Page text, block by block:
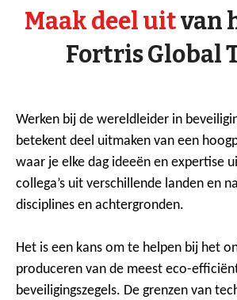
Maak deel uitvan
Fortris Global
Werken bij de wereldleider in
betekent deel uitmaken van een
waar je elke dag ideeën en expertise
collega’s uit verschillende landen en
disciplines en achtergronden.
Het is een kans om te helpen bij het
produceren van de meest eco-
beveiligingszegels. De grenzen van